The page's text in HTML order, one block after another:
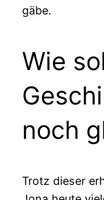
gäbe.
Wie
noch
Trotz dieser